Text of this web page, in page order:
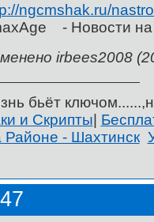
ngcmshak.ru/
- Новости на
irbees2008
бьёт
и Скрипты|
Районе - Шахтинск